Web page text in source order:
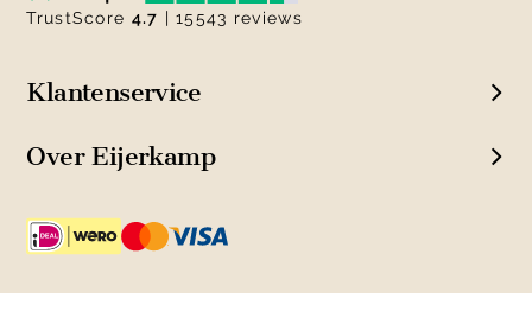
Klantenservice
Over Eijerkamp
TrustScore 4.7 | 15543 reviews